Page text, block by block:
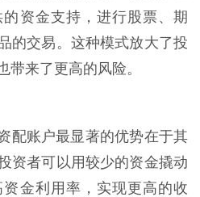
资金支持，进行股票、期
的交易。这种模式放大了投
带来了更高的风险。
配账户最显著的优势在于其
资者可以用较少的资金撬动
金利用率，实现更高的收